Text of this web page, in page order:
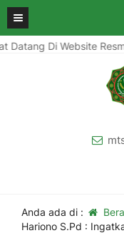
Di Website Resmi
Anda ada di :
Hariono S.Pd :